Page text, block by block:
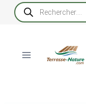
Recherche
de
produits